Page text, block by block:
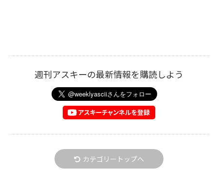
週刊アスキーの最新情報を購読しよう
カテゴリートップへ